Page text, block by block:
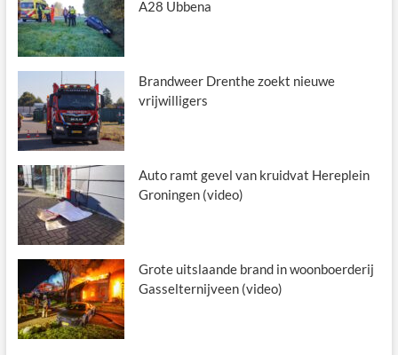
A28 Ubbena
Brandweer Drenthe zoekt nieuwe
vrijwilligers
Auto ramt gevel van kruidvat Hereplein
Groningen (video)
Grote uitslaande brand in woonboerderij
Gasselternijveen (video)